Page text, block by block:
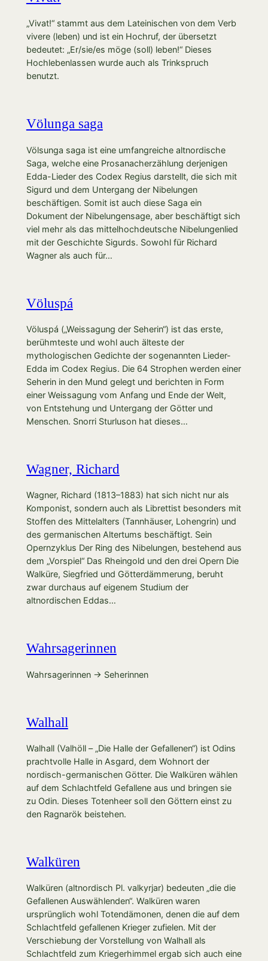
„Vivat!“ stammt aus dem Lateinischen von dem Verb
vivere (leben) und ist ein Hochruf, der übersetzt
bedeutet: „Er/sie/es möge (soll) leben!“ Dieses
Hochlebenlassen wurde auch als Trinkspruch
benutzt.
Völunga saga
Völsunga saga ist eine umfangreiche altnordische
Saga, welche eine Prosanacherzählung derjenigen
Edda-Lieder des Codex Regius darstellt, die sich mit
Sigurd und dem Untergang der Nibelungen
beschäftigen. Somit ist auch diese Saga ein
Dokument der Nibelungensage, aber beschäftigt sich
viel mehr als das mittelhochdeutsche Nibelungenlied
mit der Geschichte Sigurds. Sowohl für Richard
Wagner als auch für…
Völuspá
Völuspá („Weissagung der Seherin“) ist das erste,
berühmteste und wohl auch älteste der
mythologischen Gedichte der sogenannten Lieder-
Edda im Codex Regius. Die 64 Strophen werden einer
Seherin in den Mund gelegt und berichten in Form
einer Weissagung vom Anfang und Ende der Welt,
von Entstehung und Untergang der Götter und
Menschen. Snorri Sturluson hat dieses…
Wagner, Richard
Wagner, Richard (1813–1883) hat sich nicht nur als
Komponist, sondern auch als Librettist besonders mit
Stoffen des Mittelalters (Tannhäuser, Lohengrin) und
des germanischen Altertums beschäftigt. Sein
Opernzyklus Der Ring des Nibelungen, bestehend aus
dem „Vorspiel“ Das Rheingold und den drei Opern Die
Walküre, Siegfried und Götterdämmerung, beruht
zwar durchaus auf eigenem Studium der
altnordischen Eddas…
Wahrsagerinnen
Wahrsagerinnen → Seherinnen
Walhall
Walhall (Valhöll – „Die Halle der Gefallenen“) ist Odins
prachtvolle Halle in Asgard, dem Wohnort der
nordisch-germanischen Götter. Die Walküren wählen
auf dem Schlachtfeld Gefallene aus und bringen sie
zu Odin. Dieses Totenheer soll den Göttern einst zu
den Ragnarök beistehen.
Walküren
Walküren (altnordisch Pl. valkyrjar) bedeuten „die die
Gefallenen Auswählenden“. Walküren waren
ursprünglich wohl Totendämonen, denen die auf dem
Schlachtfeld gefallenen Krieger zufielen. Mit der
Verschiebung der Vorstellung von Walhall als
Schlachtfeld zum Kriegerhimmel ergab sich auch eine